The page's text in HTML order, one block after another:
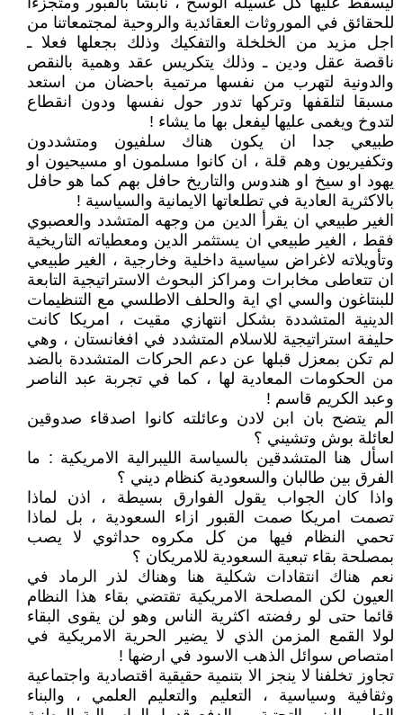
للحقائق في الموروثات العقائدية والروحية لمجتمعاتنا من
اجل مزيد من الخلخلة والتفكيك وذلك بجعلها فعلا ـ
ناقصة عقل ودين ـ وذلك يتكريس عقد وهمية بالنقص
والدونية لتهرب من نفسها مرتمية باحضان من استعد
مسبقا لتلقفها وتركها تدور حول نفسها ودون انقطاع
لتدوخ ويغمى عليها ليفعل بها ما يشاء !
طبيعي جدا ان يكون هناك سلفيون ومتشددون
وتكفيريون وهم قلة ، ان كانوا مسلمون او مسيحيون او
يهود او سيخ او هندوس والتاريخ حافل بهم كما هو حافل
بالاكثرية العادية في تطلعاتها الايمانية والسياسية !
الغير طبيعي ان يقرأ الدين من وجهه المتشدد والعصبوي
فقط ، الغير طبيعي ان يستثمر الدين ومعطياته التاريخية
وتأويلاته لاغراض سياسية داخلية وخارجية ، الغير طبيعي
ان تتعاطى مخابرات ومراكز البحوث الاستراتيجية التابعة
للبنتاغون والسي اي اية والحلف الاطلسي مع التنظيمات
الدينية المتشددة بشكل انتهازي مقيت ، امريكا كانت
حليفة استراتيجية للاسلام المتشدد في افغانستان ، وهي
لم تكن بمعزل قبلها عن دعم الحركات المتشددة بالضد
من الحكومات المعادية لها ، كما في تجربة عبد الناصر
وعبد الكريم قاسم !
الم يتضح بان ابن لادن وعائلته كانوا اصدقاء صدوقين
لعائلة بوش وتشيني ؟
اسأل هنا المتشدقين بالسياسة الليبرالية الامريكية : ما
الفرق بين طالبان والسعودية كنظام ديني ؟
واذا كان الجواب يقول الفوارق بسيطة ، اذن لماذا
تصمت امريكا صمت القبور ازاء السعودية ، بل لماذا
تحمي النظام فيها من كل مكروه حداثوي لا يصب
بمصلحة بقاء تبعية السعودية للامريكان ؟
نعم هناك انتقادات شكلية هنا وهناك لذر الرماد في
العيون لكن المصلحة الامريكية تقتضي بقاء هذا النظام
قائما حتى لو رفضته اكثرية الناس وهو لن يقوى البقاء
لولا القمع المزمن الذي لا يضير الحرية الامريكية في
امتصاص سوائل الذهب الاسود في ارضها !
تجاوز تخلفنا لا ينجز الا بتنمية حقيقية اقتصادية واجتماعية
وثقافية وسياسية ، التعليم والتعليم العلمي ، والبناء